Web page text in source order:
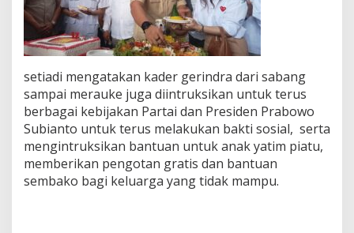
n
D
i
S
e
k
r
e
t
a
i
setiadi mengatakan kader gerindra dari sabang
sampai merauke juga diintruksikan untuk terus
berbagai kebijakan Partai dan Presiden Prabowo
Subianto untuk terus melakukan bakti sosial, serta
mengintruksikan bantuan untuk anak yatim piatu,
memberikan pengotan gratis dan bantuan
sembako bagi keluarga yang tidak mampu.